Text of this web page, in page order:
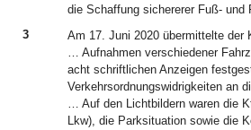
die Schaffung sichererer Fuß- und
3
Am 17. Juni 2020 übermittelte der
… Aufnahmen verschiedener
acht schriftlichen Anzeigen
Verkehrsordnungswidrigkeiten an
… Auf den Lichtbildern waren die
Lkw), die Parksituation sowie die